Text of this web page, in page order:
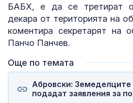
БАБХ, е да се третират
декара от територията на
коментира секретарят на
Панчо Панчев.
Още по темата
Абровски: Земеделците
подадат заявления за